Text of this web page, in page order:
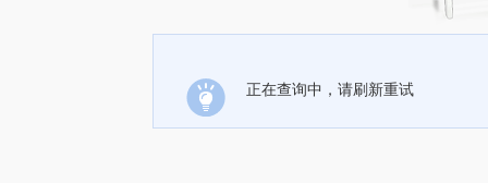
正在查询中，请刷新重试